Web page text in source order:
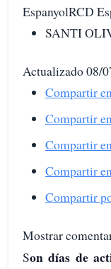
EspanyolRCD
SANTI
Actualizado 08/
Compartir
Compartir
Compartir
Compartir
Compartir
Mostrar
Son días de